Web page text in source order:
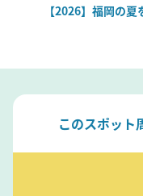
【2026】福岡の
このスポット